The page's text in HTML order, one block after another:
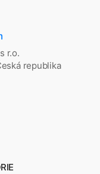
r.o.
republika